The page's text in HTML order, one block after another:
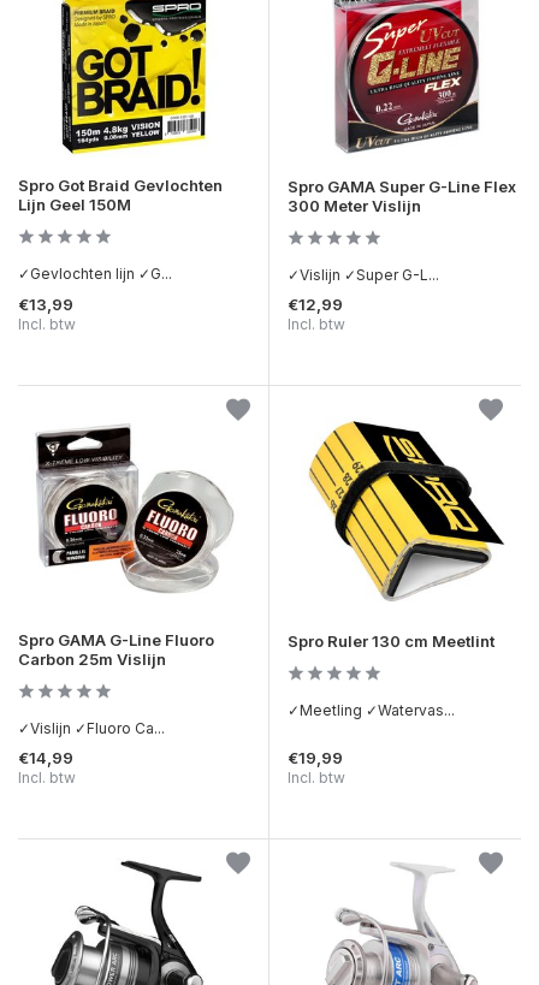
Spro Got Braid Gevlochten
Lijn Geel 150M
✓Gevlochten lijn ✓G...
€13,99
Incl. btw
Spro GAMA Super G-Line Flex
300 Meter Vislijn
✓Vislijn ✓Super G-L...
€12,99
Incl. btw
Spro GAMA G-Line Fluoro
Carbon 25m Vislijn
✓Vislijn ✓Fluoro Ca...
€14,99
Incl. btw
Spro Ruler 130 cm Meetlint
✓Meetling ✓Watervas...
€19,99
Incl. btw